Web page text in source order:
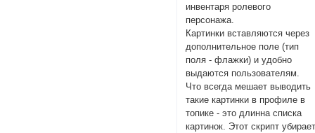
инвентаря ролевого
персонажа.
Картинки вставляются через
дополнительное поле (тип
поля - флажки) и удобно
выдаются пользователям.
Что всегда мешает выводить
такие картинки в профиле в
топике - это длинна списка
картинок. Этот скрипт